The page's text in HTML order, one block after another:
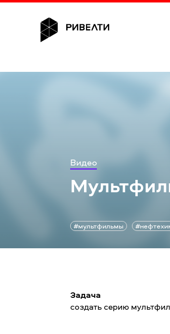
Видео
#мультфильмы
Задача
создать серию